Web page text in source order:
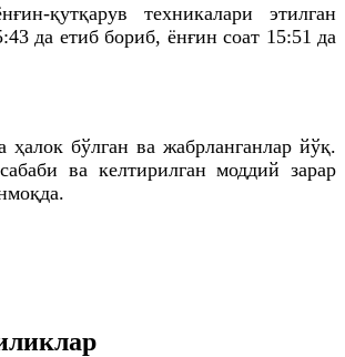
қутқарув техникалари этилган
да етиб бориб, ёнғин соат 15:51 да
ҳалок бўлган ва жабрланганлар йўқ.
ва келтирилган моддий зарар